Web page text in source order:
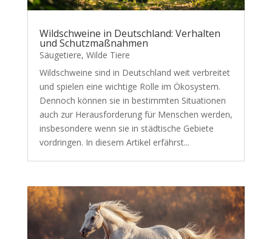
Wildschweine in Deutschland: Verhalten
und Schutzmaßnahmen
Säugetiere, Wilde Tiere
Wildschweine sind in Deutschland weit verbreitet
und spielen eine wichtige Rolle im Ökosystem.
Dennoch können sie in bestimmten Situationen
auch zur Herausforderung für Menschen werden,
insbesondere wenn sie in städtische Gebiete
vordringen. In diesem Artikel erfährst...